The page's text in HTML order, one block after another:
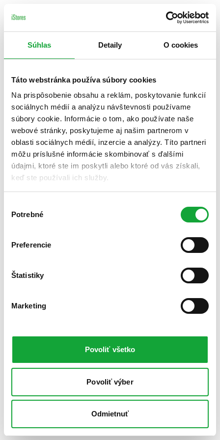
Súhlas Detaily O cookies
Táto webstránka používa súbory cookies
Na prispôsobenie obsahu a reklám, poskytovanie funkcií
sociálnych médií a analýzu návštevnosti používame
súbory cookie. Informácie o tom, ako používate naše
webové stránky, poskytujeme aj našim partnerom v
oblasti sociálnych médií, inzercie a analýzy. Títo partneri
môžu príslušné informácie skombinovať s ďalšími
údajmi, ktoré ste im poskytli alebo ktoré od vás získali,
keď ste používali ich služby.
súhlasu
Potrebné
Preferencie
Štatistiky
Marketing
Povoliť všetko
Povoliť výber
Odmietnuť